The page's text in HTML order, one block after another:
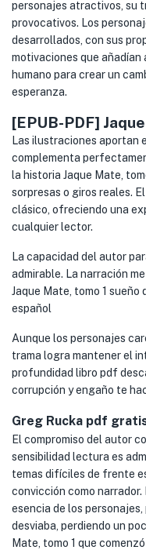
personajes atractivos, su
provocativos. Los
desarrollados, con sus
motivaciones que añadían
humano para crear un
esperanza.
[EPUB-PDF]
Las ilustraciones aportan
complementa
la historia Jaque Mate,
sorpresas o giros reales.
clásico, ofreciendo una
cualquier lector.
La capacidad del autor
admirable. La narración
Jaque Mate, tomo 1 sueño
español
Aunque los personajes
trama logra mantener el
profundidad libro pdf
corrupción y engaño te
Greg Rucka pdf
El compromiso del autor
sensibilidad lectura es
temas difíciles de frente
convicción como
esencia de los
desviaba, perdiendo un
Mate, tomo 1 que